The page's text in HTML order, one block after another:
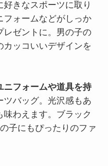
きなスポーツに取り
フォームなどがしっか
レゼントに。男の子の
ッコいいデザインを
ニフォームや道具を持
ツバッグ。光沢感もあ
味わえます。ブラック
子にもぴったりのファ